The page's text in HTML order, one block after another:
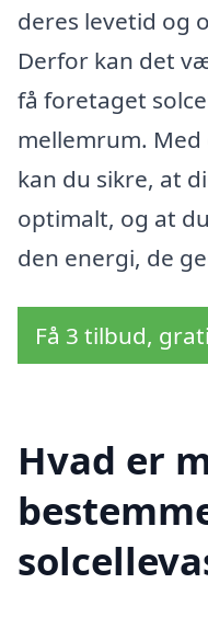
deres levetid og
Derfor kan det
få foretaget
mellemrum. Med
kan du sikre, at
optimalt, og at
den energi, de
Få 3 tilbud,
Hvad er